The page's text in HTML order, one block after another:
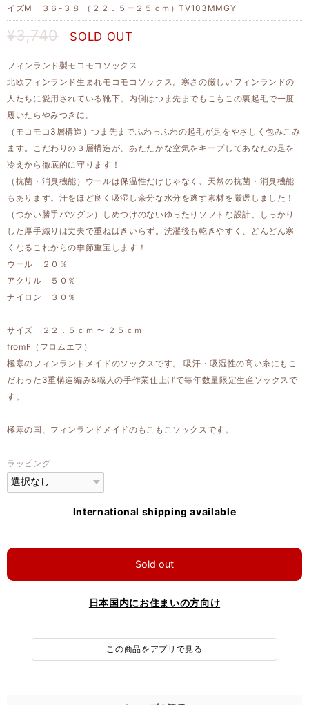
イズM ３６-３８ （２２．５ー２５ｃｍ）TV103MMGY
¥3,740 SOLD OUT
フィンランド製モコモコソックス
北欧フィンランド生まれモコモコソックス。寒さの厳しいフィンランドの
人たちに愛用されている靴下。内側はつま先までもこもこの裏起毛で一度
履いたらやみつきに。
（モコモコ3層構造）つま先までふわっふわの起毛が足をやさしく包みこみ
ます。こだわりの３層構造が、あたたかな空気をキープしてあなたの足を
冷えから徹底的に守ります！
（抗菌・消臭機能）ウールは保温性だけじゃなく、天然の抗菌・消臭機能
もあります。汗をほど良く吸湿し余分な水分を逃す素材を厳選しました！
（つかい勝手バツグン）しめつけのないゆったりソフトな設計、しっかり
した厚手織りは丈夫で重ねばきいらず。洗濯後も乾きやすく、どんどん寒
くなるこれからの季節重宝します！
ウール ２０％
アクリル ５０％
ナイロン ３０％
サイズ ２２．５ｃｍ 〜 ２５ｃｍ
fromF（フロムエフ）
極寒のフィンランドメイドのソックスです。 吸汗・吸湿性の高い糸にもこ
だわった3重構造編み&職人の手作業仕上げで毎年数量限定生産ソックスで
す。
極寒の国、フィンランドメイドのもこもこソックスです。
ラッピング
International shipping available
Sold out
日本国内にお住まいの方向け
この商品をアプリで見る